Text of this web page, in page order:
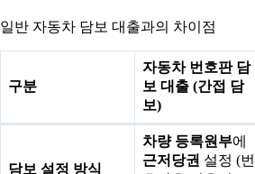
일반 자동차 담보 대출과의 차이점
구분
자동차 번호판 담
보 대출 (간접 담
보)
담보 설정 방식
차량 등록원부에
근저당권 설정 (번